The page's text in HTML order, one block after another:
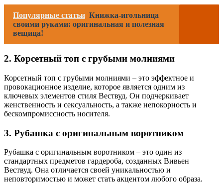
Популярные статьи Книжка-игольница
своими руками: оригинальная и полезная
вещица!
2. Корсетный топ с грубыми молниями
Корсетный топ с грубыми молниями – это эффектное и
провокационное изделие, которое является одним из
ключевых элементов стиля Вествуд. Он подчеркивает
женственность и сексуальность, а также непокорность и
бескомпромиссность носителя.
3. Рубашка с оригинальным воротником
Рубашка с оригинальным воротником – это один из
стандартных предметов гардероба, созданных Вивьен
Вествуд. Она отличается своей уникальностью и
неповторимостью и может стать акцентом любого образа.